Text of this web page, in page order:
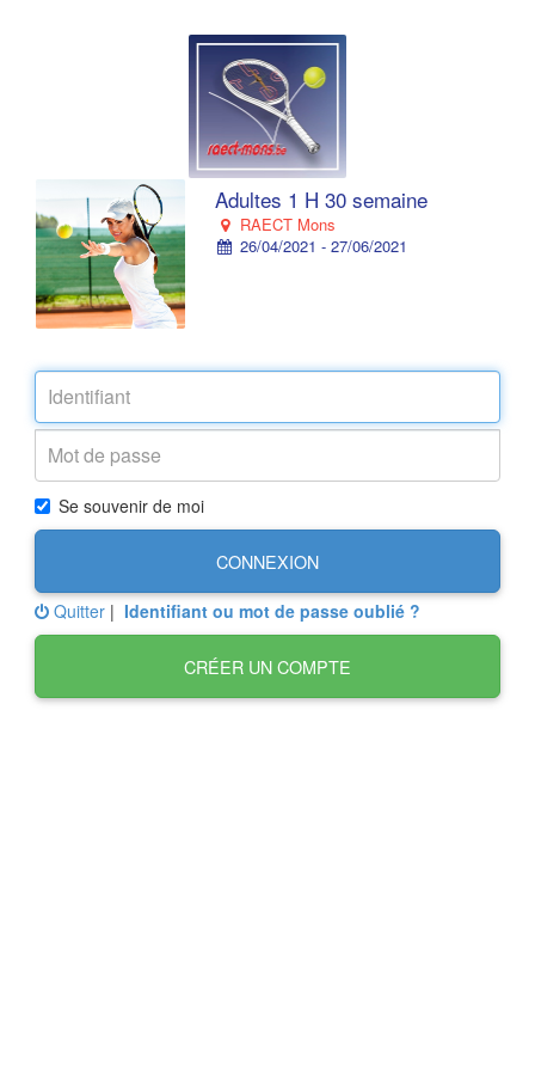
Adultes 1 H 30 semaine
RAECT Mons
26/04/2021 - 27/06/2021
Se souvenir de moi
CONNEXION
Quitter | Identifiant ou mot de passe oublié ?
CRÉER UN COMPTE